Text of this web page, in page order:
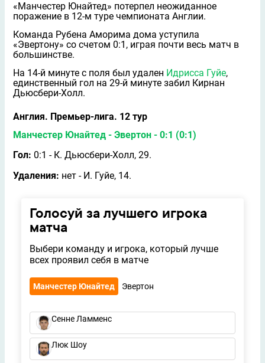
«Манчестер Юнайтед» потерпел неожиданное
поражение в 12-м туре чемпионата Англии.
Команда Рубена Аморима дома уступила
«Эвертону» со счетом 0:1, играя почти весь матч в
большинстве.
На 14-й минуте с поля был удален Идрисса Гуйе,
единственный гол на 29-й минуте забил Кирнан
Дьюсбери-Холл.
Англия. Премьер-лига. 12 тур
Манчестер Юнайтед - Эвертон - 0:1 (0:1)
Гол: 0:1 - К. Дьюсбери-Холл, 29.
Удаления: нет - И. Гуйе, 14.
Голосуй за лучшего игрока
матча
Выбери команду и игрока, который лучше
всех проявил себя в матче
Манчестер Юнайтед Эвертон
Сенне Ламменс
Люк Шоу